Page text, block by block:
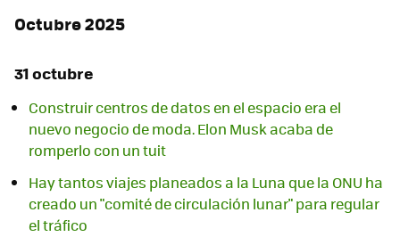
Octubre 2025
31 octubre
Construir centros de datos en el espacio era el
nuevo negocio de moda. Elon Musk acaba de
romperlo con un tuit
Hay tantos viajes planeados a la Luna que la ONU ha
creado un "comité de circulación lunar" para regular
el tráfico